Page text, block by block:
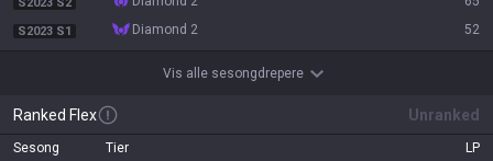
S2023 S1 diamond 2 52
Vis alle sesongdrepere
Ranked Flex Unranked
Sesong Tier LP